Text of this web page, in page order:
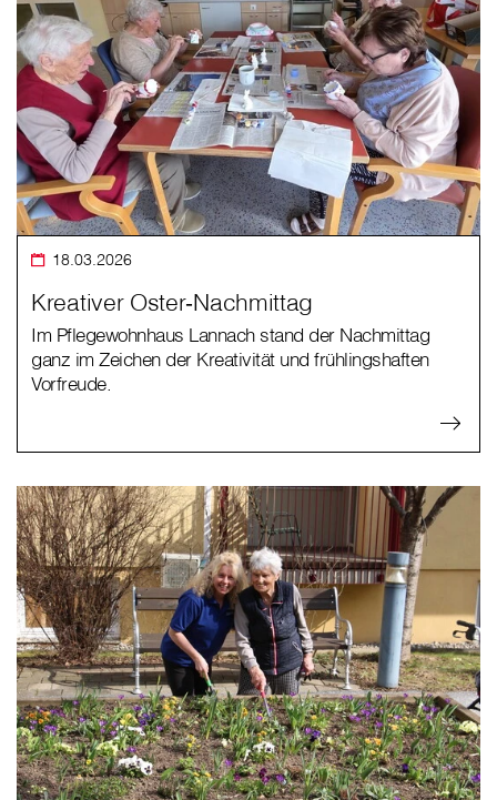
18.03.2026
Kreativer Oster‑Nachmittag
Im Pflegewohnhaus Lannach stand der Nachmittag
ganz im Zeichen der Kreativität und frühlingshaften
Vorfreude.